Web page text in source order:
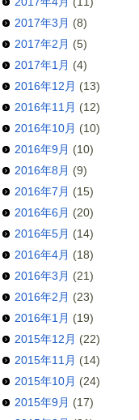
2017年3月 (8)
2017年2月 (5)
2017年1月 (4)
2016年12月 (13)
2016年11月 (12)
2016年10月 (10)
2016年9月 (10)
2016年8月 (9)
2016年7月 (15)
2016年6月 (20)
2016年5月 (14)
2016年4月 (18)
2016年3月 (21)
2016年2月 (23)
2016年1月 (19)
2015年12月 (22)
2015年11月 (14)
2015年10月 (24)
2015年9月 (17)